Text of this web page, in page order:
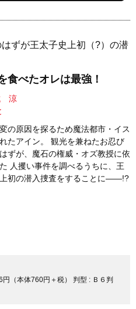
ずが王太子史上初（?）の潜
べたオレは最強！
涼
の原因を探るため魔法都市・イス
たアイン。 観光を兼ねたお忍び
ずが、魔石の権威・オズ教授に依
人攫い事件を調べるうちに、王
初の潜入捜査をすることに――!?
円（本体760円＋税） 判型 : Ｂ６判